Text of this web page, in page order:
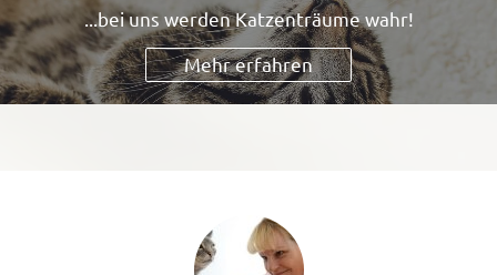
...bei uns werden Katzenträume wahr!
Mehr erfahren